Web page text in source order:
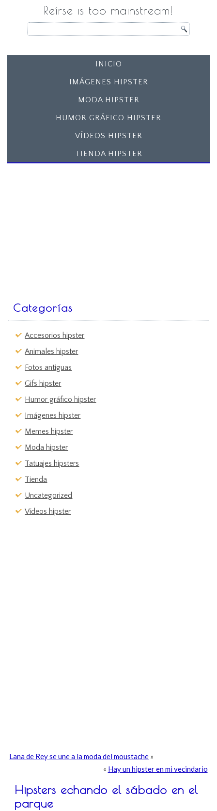
Reírse is too mainstream!
INICIO
IMÁGENES HIPSTER
MODA HIPSTER
HUMOR GRÁFICO HIPSTER
VÍDEOS HIPSTER
TIENDA HIPSTER
Categorías
Accesorios hipster
Animales hipster
Fotos antiguas
Gifs hipster
Humor gráfico hipster
Imágenes hipster
Memes hipster
Moda hipster
Tatuajes hipsters
Tienda
Uncategorized
Vídeos hipster
Lana de Rey se une a la moda del moustache »
« Hay un hipster en mi vecindario
Hipsters echando el sábado en el
parque